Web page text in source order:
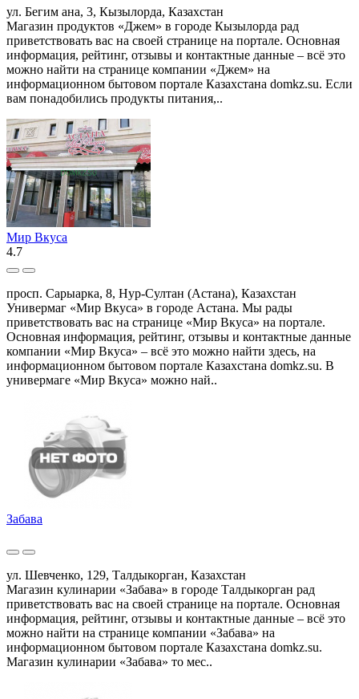
ул. Бегим ана, 3, Кызылорда, Казахстан
Магазин продуктов «Джем» в городе Кызылорда рад
приветствовать вас на своей странице на портале. Основная
информация, рейтинг, отзывы и контактные данные – всё это
можно найти на странице компании «Джем» на
информационном бытовом портале Казахстана domkz.su. Если
вам понадобились продукты питания,..
Мир Вкуса
4.7
просп. Сарыарка, 8, Нур-Султан (Астана), Казахстан
Универмаг «Мир Вкуса» в городе Астана. Мы рады
приветствовать вас на странице «Мир Вкуса» на портале.
Основная информация, рейтинг, отзывы и контактные данные
компании «Мир Вкуса» – всё это можно найти здесь, на
информационном бытовом портале Казахстана domkz.su. В
универмаге «Мир Вкуса» можно най..
Забава
ул. Шевченко, 129, Талдыкорган, Казахстан
Магазин кулинарии «Забава» в городе Талдыкорган рад
приветствовать вас на своей странице на портале. Основная
информация, рейтинг, отзывы и контактные данные – всё это
можно найти на странице компании «Забава» на
информационном бытовом портале Казахстана domkz.su.
Магазин кулинарии «Забава» то мес..